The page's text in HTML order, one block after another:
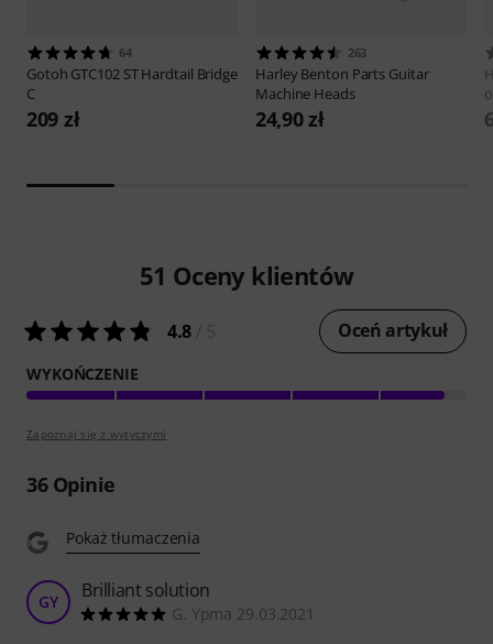
64
Gotoh GTC102 ST Hardtail Bridge
C
209 zł
263
Harley Benton Parts Guitar
Machine Heads
24,90 zł
51 Oceny klientów
4.8 Oceń artykuł
WYKOŃCZENIE
Zapoznaj się z wytyczymi
36Opinie
Pokaż tłumaczenia
GY Brilliant solution
G. Ypma 29.03.2021